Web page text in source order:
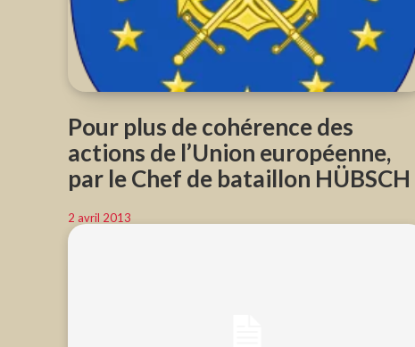
Pour plus de cohérence des
actions de l’Union européenne,
par le Chef de bataillon HÜBSCH
2 avril 2013